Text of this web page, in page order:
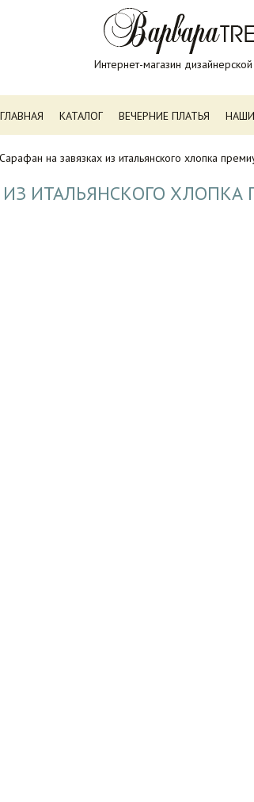
Интернет-магазин
ГЛАВНАЯ КАТАЛОГ ВЕЧЕРНИЕ ПЛАТЬЯ
Сарафан на завязках из итальянского хлопка
ИТАЛЬЯНСКОГО